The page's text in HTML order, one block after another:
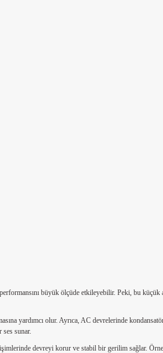
büyük ölçüde etkileyebilir. Peki, bu
yardımcı olur. Ayrıca, AC devrelerinde
ses sunar.
devreyi korur ve stabil bir gerilim sağlar.